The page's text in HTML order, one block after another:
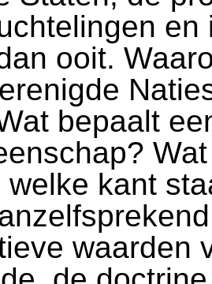
en
ooit.
bepaalt
welke kant
waarden